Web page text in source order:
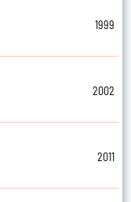
1999
2002
2011